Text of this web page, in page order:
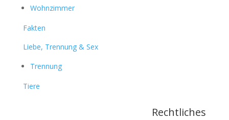
Wohnzimmer
Fakten
Liebe, Trennung & Sex
Trennung
Tiere
Rechtliches